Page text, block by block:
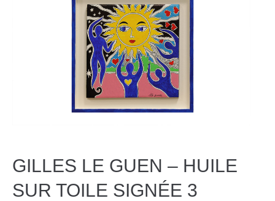
GILLES LE GUEN – HUILE
SUR TOILE SIGNÉE 3